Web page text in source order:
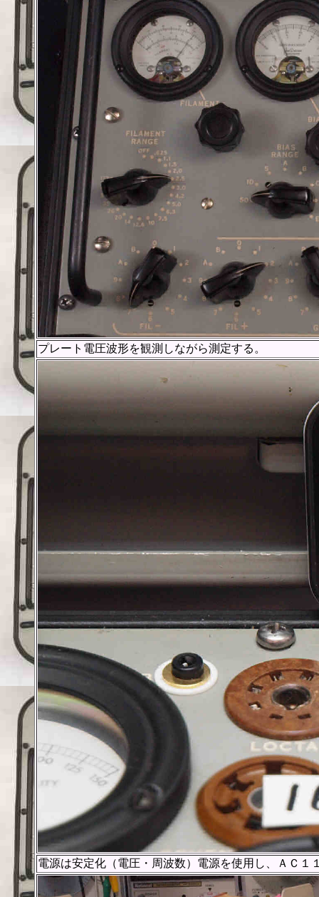
プレート電圧波形を観測しながら測定する。
電源は安定化（電圧・周波数）電源を使用し、ＡＣ